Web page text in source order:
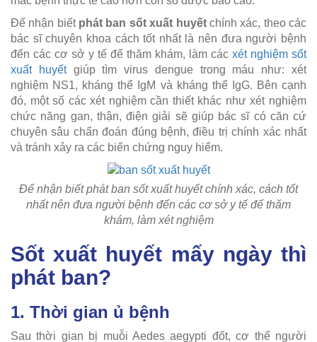
Để nhận biết phát ban sốt xuất huyếtchính xác, theo các
bác sĩ chuyên khoa cách tốt nhất là nên đưa người bệnh
đến các cơ sở y tế để thăm khám, làm các xét nghiệm sốt
xuất huyếtgiúp tìm virus dengue trong máu như: xét
nghiệm NS1, kháng thể IgM và kháng thể IgG. Bên cạnh
đó, một số các xét nghiệm cần thiết khác như xét nghiệm
chức năng gan, thận, điện giải sẽ giúp bác sĩ có căn cứ
chuyên sâu chẩn đoán đúng bệnh, điều trị chính xác nhất
và tránh xảy ra các biến chứng nguy hiểm.
Để nhận biết phát ban sốt xuất huyết chính xác, cách tốt
nhất nên đưa người bệnh đến các cơ sở y tế để thăm
khám, làm xét nghiệm
Sốt xuất huyết mấy ngày thì
phát ban?
1. Thời gian ủ bệnh
Sau thời gian bị muỗi Aedes aegypti đốt, cơ thể người